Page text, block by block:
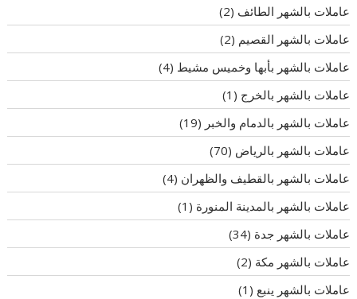
عاملات بالشهر الطائف (2)
عاملات بالشهر القصيم (2)
عاملات بالشهر بأبها وخميس مشيط (4)
عاملات بالشهر بالخرج (1)
عاملات بالشهر بالدمام والخبر (19)
عاملات بالشهر بالرياض (70)
عاملات بالشهر بالقطيف والظهران (4)
عاملات بالشهر بالمدينة المنورة (1)
عاملات بالشهر جدة (34)
عاملات بالشهر مكة (2)
عاملات بالشهر ينبع (1)